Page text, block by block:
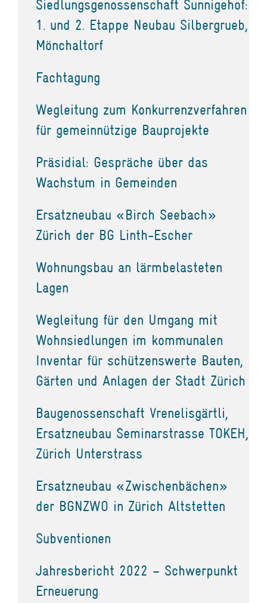
Siedlungsgenossenschaft Sunnigehof:
1. und 2. Etappe Neubau Silbergrueb,
Mönchaltorf
Fachtagung
Wegleitung zum Konkurrenzverfahren
für gemeinnützige Bauprojekte
Präsidial: Gespräche über das
Wachstum in Gemeinden
Ersatzneubau «Birch Seebach»
Zürich der BG Linth-Escher
Wohnungsbau an lärmbelasteten
Lagen
Wegleitung für den Umgang mit
Wohnsiedlungen im kommunalen
Inventar für schützenswerte Bauten,
Gärten und Anlagen der Stadt Zürich
Baugenossenschaft Vrenelisgärtli,
Ersatzneubau Seminarstrasse TOKEH,
Zürich Unterstrass
Ersatzneubau «Zwischenbächen»
der BGNZWO in Zürich Altstetten
Subventionen
Jahresbericht 2022 – Schwerpunkt
Erneuerung